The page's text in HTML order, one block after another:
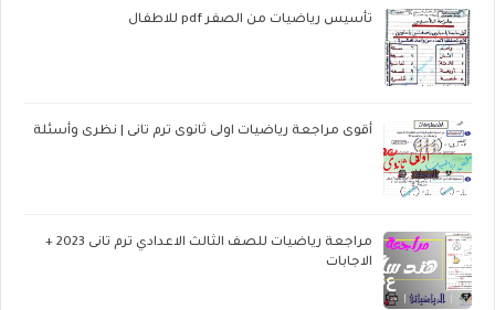
تأسيس رياضيات من الصفر pdf للاطفال
أقوى مراجعة رياضيات اولى ثانوى ترم تانى | نظرى وأسئلة
مراجعة رياضيات للصف الثالث الاعدادي ترم تانى 2023 +
الاجابات